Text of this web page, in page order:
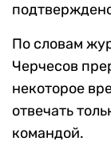
По словам
Черчесов
некоторое
отвечать
командой.